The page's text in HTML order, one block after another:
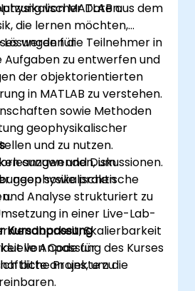
Daten.
von MATLAB aus dem
die lernen möchten,
für
Aufgaben zu entwerfen und
werden die Teilnehmer in
der objektorientierten
in MATLAB zu verstehen.
sowie Methoden
geophysikalischer
und zu nutzen.
anzuwenden, um
geophysikalischen
Analyse strukturiert zu
Skalierbarkeit
von Code für
Projekte zu
und Diskussionen.
sowie praktische
in einer Live-Lab-
Kursanpassung
Anpassung des Kurses
bitte an uns, um die